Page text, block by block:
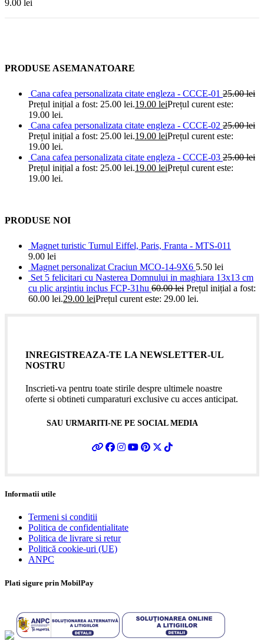
9.00 lei
PRODUSE ASEMANATOARE
Cana cafea personalizata citate engleza - CCCE-01 25.00lei
Prețul inițial a fost: 25.00 lei.19.00 leiPrețul curent este:
19.00 lei.
Cana cafea personalizata citate engleza - CCCE-02 25.00lei
Prețul inițial a fost: 25.00 lei.19.00 leiPrețul curent este:
19.00 lei.
Cana cafea personalizata citate engleza - CCCE-03 25.00lei
Prețul inițial a fost: 25.00 lei.19.00 leiPrețul curent este:
19.00 lei.
PRODUSE NOI
Magnet turistic Turnul Eiffel, Paris, Franta - MTS-011
9.00 lei
Magnet personalizat Craciun MCO-14-9X6 5.50 lei
Set 5 felicitari cu Nasterea Domnului in maghiara 13x13 cm
cu plic argintiu inclus FCP-31hu 60.00lei Prețul inițial a fost:
60.00 lei.29.00 leiPrețul curent este: 29.00 lei.
INREGISTREAZA-TE LA NEWSLETTER-UL
NOSTRU
Inscrieti-va pentru toate stirile despre ultimele noastre
oferte si obtineti cumparaturi exclusive cu acces anticipat.
SAU URMARITI-NE PE SOCIAL MEDIA
Informatii utile
Termeni si conditii
Politica de confidentialitate
Politica de livrare si retur
Politică cookie-uri (UE)
ANPC
Plati sigure prin MobilPay